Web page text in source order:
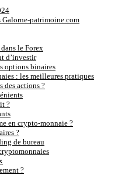
Galorne-patrimoine.com
le Forex
d’investir
options binaires
: les meilleures pratiques
des actions ?
?
en crypto-monnaie ?
?
de bureau
?